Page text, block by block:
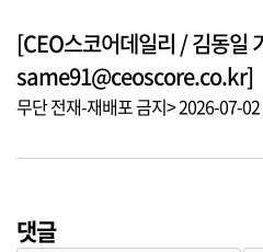
[CEO스코어데일리 / 김동일
same91@ceoscore.co.kr]
무단 전재-재배포 금지> 2026-07-
댓글